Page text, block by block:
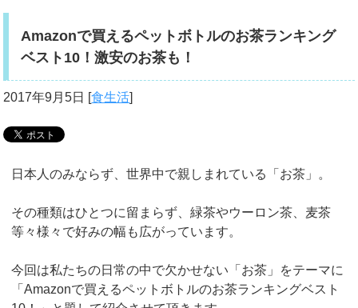
Amazonで買えるペットボトルのお茶ランキング
ベスト10！激安のお茶も！
2017年9月5日 [食生活]
日本人のみならず、世界中で親しまれている「お茶」。
その種類はひとつに留まらず、緑茶やウーロン茶、麦茶
等々様々で好みの幅も広がっています。
今回は私たちの日常の中で欠かせない「お茶」をテーマに
「Amazonで買えるペットボトルのお茶ランキングベスト